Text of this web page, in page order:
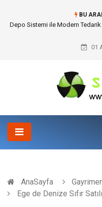
BU
Akrilik Boyama Seti ile Evinizde
01
AnaSayfa
Ege de Denize Sıfır